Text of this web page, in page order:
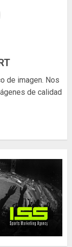
de imagen. Nos
de calidad